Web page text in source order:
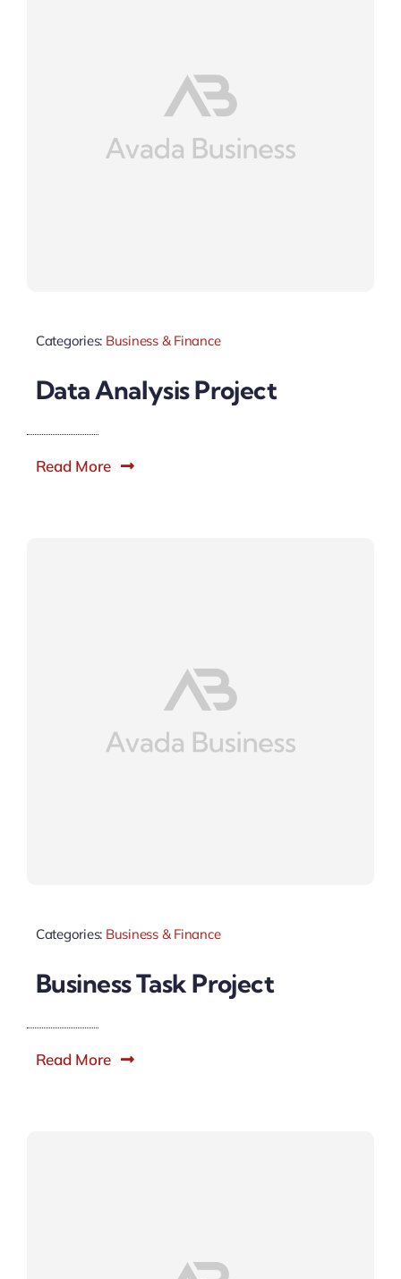
Categories: Business & Finance
Data Analysis Project
Read More
Categories: Business & Finance
Business Task Project
Read More